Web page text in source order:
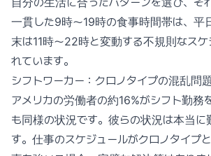
一貫した9時〜19時の食事時間帯は、平
末は11時〜22時と変動する不規則なス
れています。
シフトワーカー：クロノタイプの混乱問
アメリカの労働者の約16%がシフト勤務
も同様の状況です。彼らの状況は本当に
す。仕事のスケジュールがクロノタイプ